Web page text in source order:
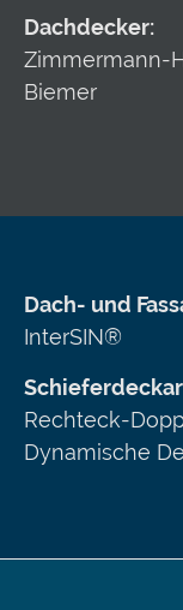
Dachdecker:
Zimmermann-
Biemer
Dach- und
InterSIN®
Rechteck-
Dynamische